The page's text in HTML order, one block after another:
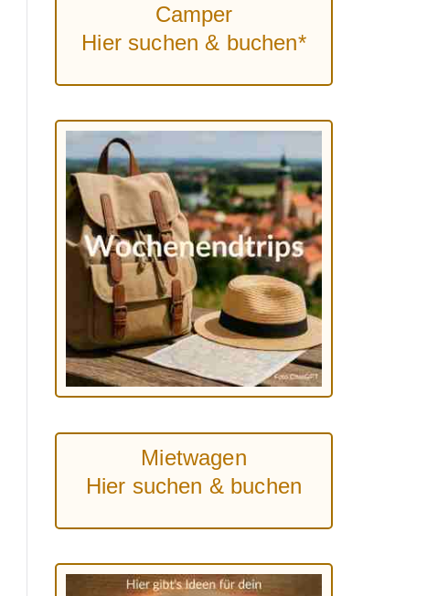
Camper
Hier suchen & buchen*
Mietwagen
Hier suchen & buchen